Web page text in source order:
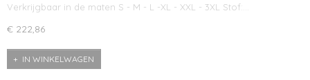
Verkrijgbaar in de maten S - M - L -XL - XXL - 3XL Stof:…
€ 222,86
IN WINKELWAGEN